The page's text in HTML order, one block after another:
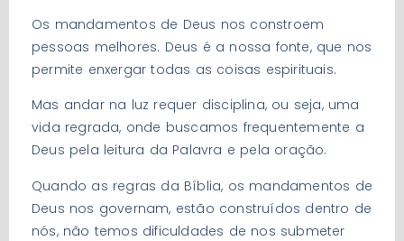
Os mandamentos de Deus nos constroem
pessoas melhores. Deus é a nossa fonte, que nos
permite enxergar todas as coisas espirituais.
Mas andar na luz requer disciplina, ou seja, uma
vida regrada, onde buscamos frequentemente a
Deus pela leitura da Palavra e pela oração.
Quando as regras da Bíblia, os mandamentos de
Deus nos governam, estão construídos dentro de
nós, não temos dificuldades de nos submeter